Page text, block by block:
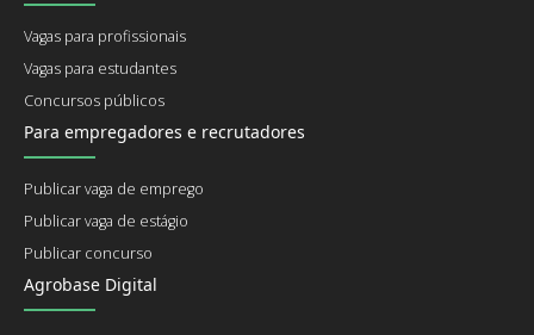
Vagas para profissionais
Vagas para estudantes
Concursos públicos
Para empregadores e recrutadores
Publicar vaga de emprego
Publicar vaga de estágio
Publicar concurso
Agrobase Digital